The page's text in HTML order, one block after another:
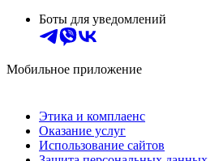
Боты для уведомлений
Мобильное приложение
Этика и комплаенс
Оказание услуг
Использование сайтов